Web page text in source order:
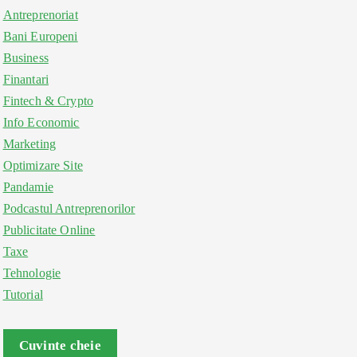
Antreprenoriat
Bani Europeni
Business
Finantari
Fintech & Crypto
Info Economic
Marketing
Optimizare Site
Pandamie
Podcastul Antreprenorilor
Publicitate Online
Taxe
Tehnologie
Tutorial
Cuvinte cheie